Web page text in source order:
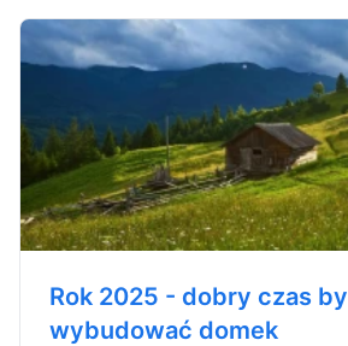
Rok 2025 - dobry czas by
wybudować domek